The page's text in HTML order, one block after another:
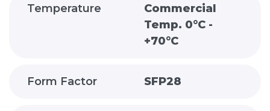
Temperature
Commercial
Temp. 0°C -
+70°C
Form Factor SFP28